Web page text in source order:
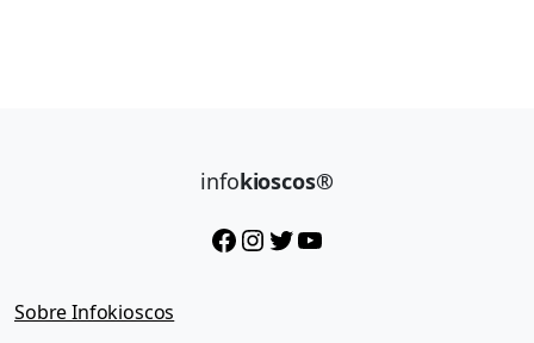
infokioscos®
Facebook InstagramTwitter YouTube
Sobre Infokioscos